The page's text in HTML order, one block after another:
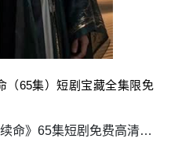
（65集）短剧宝藏全集限免
《穿越成濒死大帝，我靠打碟续命》65集短剧免费高清全集追剧